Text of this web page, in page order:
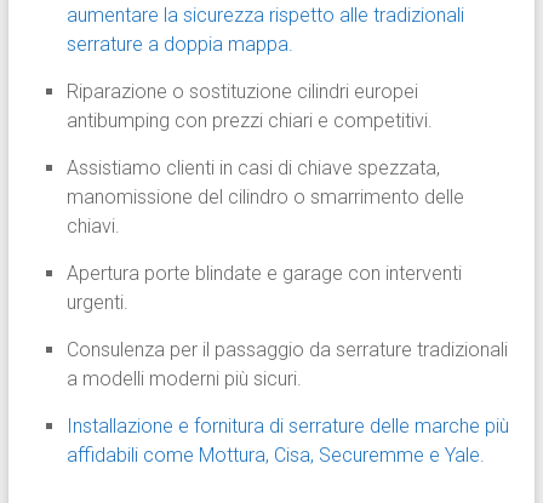
aumentare la sicurezza rispetto alle tradizionali
serrature a doppia mappa.
Riparazione o sostituzione cilindri europei
antibumping con prezzi chiari e competitivi.
Assistiamo clienti in casi di chiave spezzata,
manomissione del cilindro o smarrimento delle
chiavi.
Apertura porte blindate e garage con interventi
urgenti.
Consulenza per il passaggio da serrature tradizionali
a modelli moderni più sicuri.
Installazione e fornitura di serrature delle marche più
affidabili come Mottura, Cisa, Securemme e Yale.